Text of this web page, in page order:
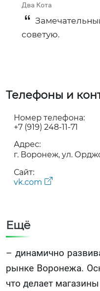
Два Кота
советую.
Телефоны и
Номер телефона:
+7 (919) 248-11-71
Адрес:
г. Воронеж, ул.
Сайт:
vk.com
Ещё
– динамично
рынке Воронежа.
что делает